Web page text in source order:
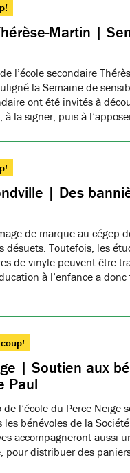
Martin |
l’école secondaire
la Semaine de
ont été invités à
la signer, puis à
| Des
de marque au cégep
désuets. Toutefois, les
de vinyle peuvent être
à l’enfance a
| Soutien aux
Paul
l’école du Perce-Neige
les bénévoles de la
accompagneront aussi
pour distribuer des